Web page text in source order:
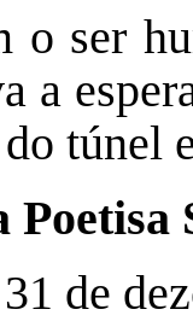
o ser
a
túnel
de